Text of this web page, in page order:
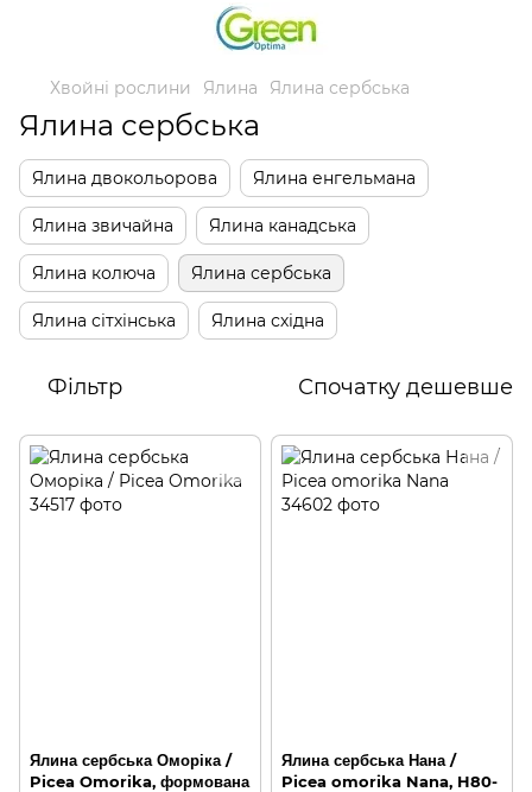
Хвойні рослини Ялина Ялина сербська
Ялина сербська
Ялина двокольорова Ялина енгельмана
Ялина звичайна Ялина канадська
Ялина колюча Ялина сербська
Ялина сітхінська Ялина східна
Фільтр Спочатку дешевше
Ялина сербська Оморіка /
Picea Omorika, формована
Ялина сербська Нана /
Picea omorika Nana, H80-